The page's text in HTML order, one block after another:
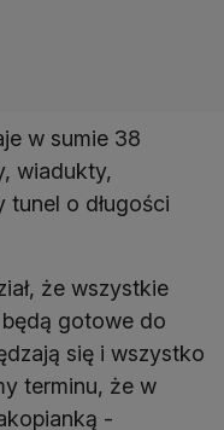
w sumie 38
wiadukty,
o długości
że wszystkie
gotowe do
się i wszystko
terminu, że w
-